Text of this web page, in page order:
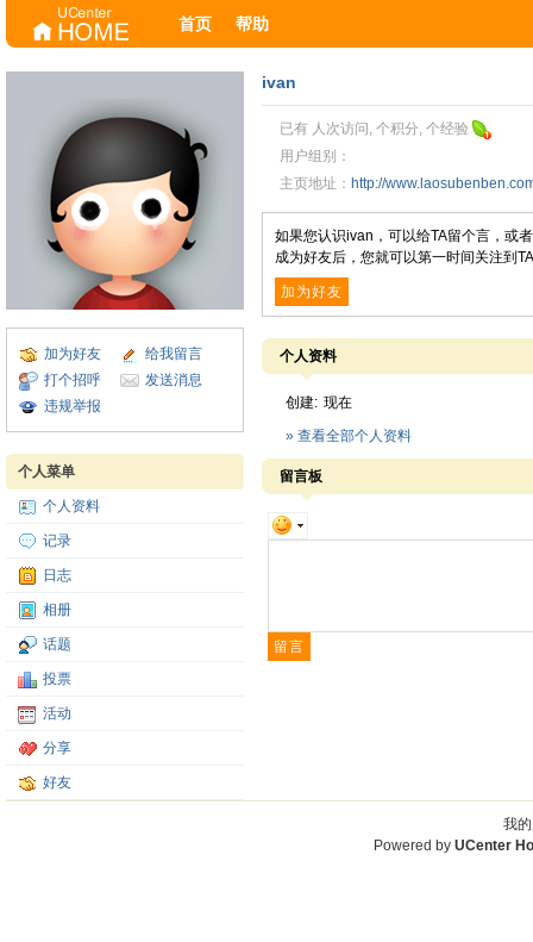
首页 帮助
加为好友
给我留言
打个招呼
发送消息
违规举报
个人菜单
个人资料
记录
日志
相册
话题
投票
活动
分享
好友
ivan
已有 人次访问, 个积分, 个经验
用户组别：
主页地址： http://
如果您认识ivan，可以给TA留个言，或
成为好友后，您就可以第一时间关注到
加为好友
个人资料
创建: 现在
» 查看全部个人资料
留言板
我
Powered by UCenter